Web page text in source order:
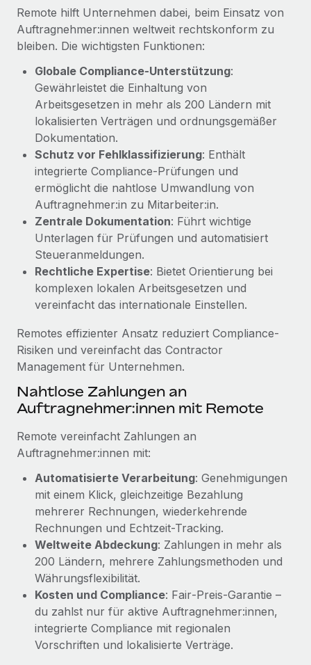
Gründung von Niederlassungen
Schnelle, rechtssichere Gründung von
Mobilität und Relocation
Mühelose Relocation von Mitarbeiter:innen
Benefits
Mühelose Verwaltung von Benefits
Strategische Partnerschaft zwischen
Reverse Tech und Remote für Contractor
Management und Payroll
Reverse Tech auf einen Blick Das Gesundheits- und
Wellness-Startup Reverse Tech hat das globale...
Mehr erfahren
Contractor Management
Steuern
Den Blog erkunden
Neues zu Remote-Produkten: Integration mit
Gusto und Zero und Contractor Management
Plus
Auch im neuen Jahr wollen wir bei Remote Unternehmen
aller Größen dabei unterstützen, die beste...
Mehr erfahren
Wie Phiture 55 Mitarbeiter:innen in 19 Ländern
mit Remote verwaltet
Wachstumsberatung für mobile Apps. Das...
Mehr erfahren
Remote hilft Unternehmen dabei, beim Einsatz von
Auftragnehmer:innen weltweit rechtskonform zu
bleiben. Die wichtigsten Funktionen:
Globale Compliance-Unterstützung:
Gewährleistet die Einhaltung von
Arbeitsgesetzen in mehr als 200 Ländern mit
lokalisierten Verträgen und ordnungsgemäßer
Dokumentation.
Schutz vor Fehlklassifizierung: Enthält
integrierte Compliance-Prüfungen und
ermöglicht die nahtlose Umwandlung von
Auftragnehmer:in zu Mitarbeiter:in.
Zentrale Dokumentation: Führt wichtige
Unterlagen für Prüfungen und automatisiert
Steueranmeldungen.
Rechtliche Expertise: Bietet Orientierung bei
komplexen lokalen Arbeitsgesetzen und
vereinfacht das internationale Einstellen.
Remotes effizienter Ansatz reduziert Compliance-
Risiken und vereinfacht das Contractor
Management für Unternehmen.
Nahtlose Zahlungen an
Auftragnehmer:innen mit Remote
Remote vereinfacht Zahlungen an
Auftragnehmer:innen mit:
Automatisierte Verarbeitung: Genehmigungen
mit einem Klick, gleichzeitige Bezahlung
mehrerer Rechnungen, wiederkehrende
Rechnungen und Echtzeit-Tracking.
Weltweite Abdeckung: Zahlungen in mehr als
200 Ländern, mehrere Zahlungsmethoden und
Währungsflexibilität.
Kosten und Compliance: Fair‑Preis‑Garantie –
du zahlst nur für aktive Auftragnehmer:innen,
integrierte Compliance mit regionalen
Vorschriften und lokalisierte Verträge.